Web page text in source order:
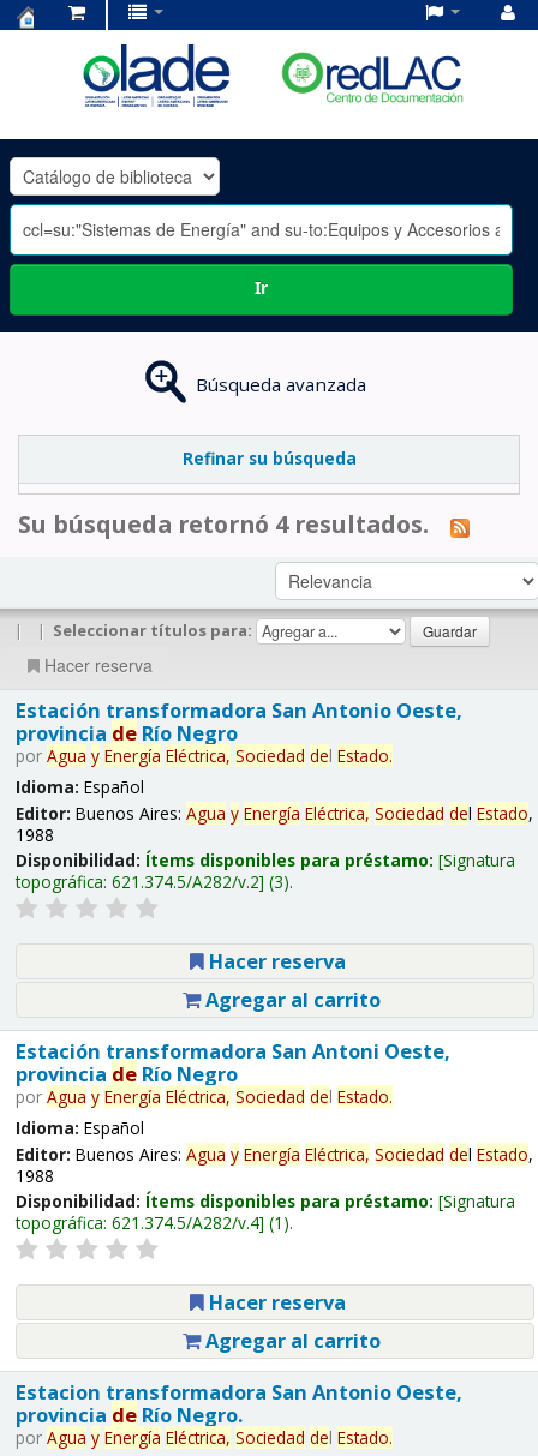
OLADE
-
Ir
Búsqueda avanzada
Refinar su búsqueda
Su búsqueda retornó 4 resultados.
| | Seleccionar títulos para:
Hacer reserva
Estación transformadora San Antonio Oeste,
provincia deRío Negro
por Agua y Energía Eléctrica, Sociedad del Estado.
Idioma: Español
Editor: Buenos Aires: Agua y Energía Eléctrica, Sociedad del Estado,
1988
Disponibilidad: Ítems disponibles para préstamo: Signatura
topográfica: 621.374.5/A282/v.2 (3).
Hacer reserva
Agregar al carrito
Estación transformadora San Antoni Oeste,
provincia deRío Negro
por Agua y Energía Eléctrica, Sociedad del Estado.
Idioma: Español
Editor: Buenos Aires: Agua y Energía Eléctrica, Sociedad del Estado,
1988
Disponibilidad: Ítems disponibles para préstamo: Signatura
topográfica: 621.374.5/A282/v.4 (1).
Hacer reserva
Agregar al carrito
Estacion transformadora San Antonio Oeste,
provincia deRío Negro.
por Agua y Energía Eléctrica, Sociedad del Estado.